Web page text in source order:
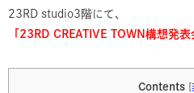
23RD studio3階にて、
「23RD CREATIVE TOWN構想発表
Contents [